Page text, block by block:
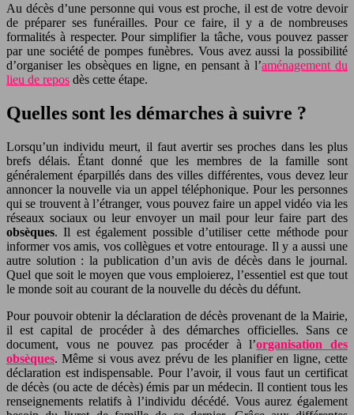
Au décès d’une personne qui vous est proche, il est de votre devoir
de préparer ses funérailles. Pour ce faire, il y a de nombreuses
formalités à respecter. Pour simplifier la tâche, vous pouvez passer
par une société de pompes funèbres. Vous avez aussi la possibilité
d’organiser les obsèques en ligne, en pensant à l’aménagement du
lieu de repos dès cette étape.
Quelles sont les démarches à suivre ?
Lorsqu’un individu meurt, il faut avertir ses proches dans les plus
brefs délais. Étant donné que les membres de la famille sont
généralement éparpillés dans des villes différentes, vous devez leur
annoncer la nouvelle via un appel téléphonique. Pour les personnes
qui se trouvent à l’étranger, vous pouvez faire un appel vidéo via les
réseaux sociaux ou leur envoyer un mail pour leur faire part des
obsèques. Il est également possible d’utiliser cette méthode pour
informer vos amis, vos collègues et votre entourage. Il y a aussi une
autre solution : la publication d’un avis de décès dans le journal.
Quel que soit le moyen que vous emploierez, l’essentiel est que tout
le monde soit au courant de la nouvelle du décès du défunt.
Pour pouvoir obtenir la déclaration de décès provenant de la Mairie,
il est capital de procéder à des démarches officielles. Sans ce
document, vous ne pouvez pas procéder à l’organisation des
obsèques. Même si vous avez prévu de les planifier en ligne, cette
déclaration est indispensable. Pour l’avoir, il vous faut un certificat
de décès (ou acte de décès) émis par un médecin. Il contient tous les
renseignements relatifs à l’individu décédé. Vous aurez également